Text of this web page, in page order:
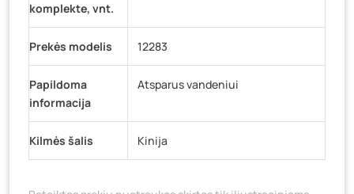
komplekte, vnt.
Prekės modelis 12283
Papildoma
informacija
Atsparus vandeniui
Kilmės šalis Kinija